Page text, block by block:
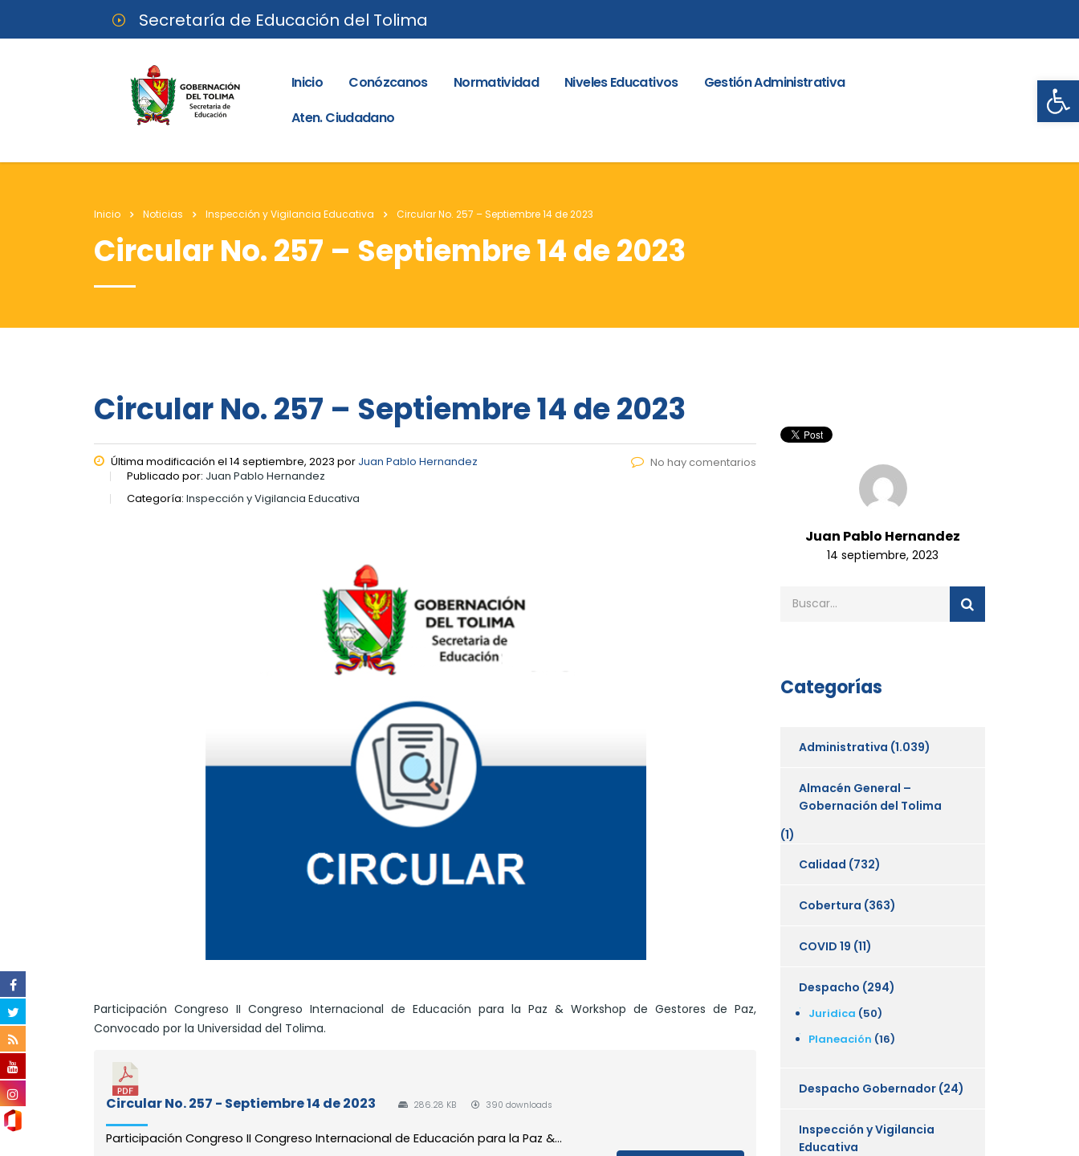
Secretaría de Educación del Tolima
Inicio Conózcanos Normatividad Niveles Educativos
Gestión Administrativa
Aten. Ciudadano
Inicio Noticias Inspección y Vigilancia Educativa Circular No. 257 – Septiembre 14 de 2023
Circular No. 257 – Septiembre 14 de 2023
Circular No. 257 – Septiembre 14 de 2023
Última modificación el 14 septiembre, 2023 por Juan Pablo Hernandez
Publicado por: Juan Pablo Hernandez
Categoría: Inspección y Vigilancia Educativa
No hay comentarios
Participación Congreso II Congreso Internacional de Educación para la Paz & Workshop de Gestores de Paz,
Convocado por la Universidad del Tolima.
Circular No. 257 - Septiembre 14 de 2023 286.28 KB 390 downloads
Participación Congreso II Congreso Internacional de Educación para la Paz &...
Juan Pablo Hernandez
14 septiembre, 2023
Categorías
Administrativa (1.039)
Almacén General –
Gobernación del Tolima
(1)
Calidad (732)
Cobertura (363)
COVID 19 (11)
Despacho (294)
Juridica (50)
Planeación (16)
Despacho Gobernador (24)
Inspección y Vigilancia
Educativa